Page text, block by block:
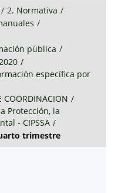
/ 2. Normativa /
/
pública /
/
específica por
COORDINACION /
Protección, la
- CIPSSA /
trimestre